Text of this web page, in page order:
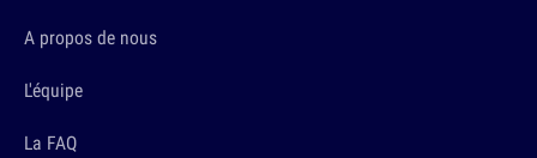
A propos de nous
L'équipe
La FAQ